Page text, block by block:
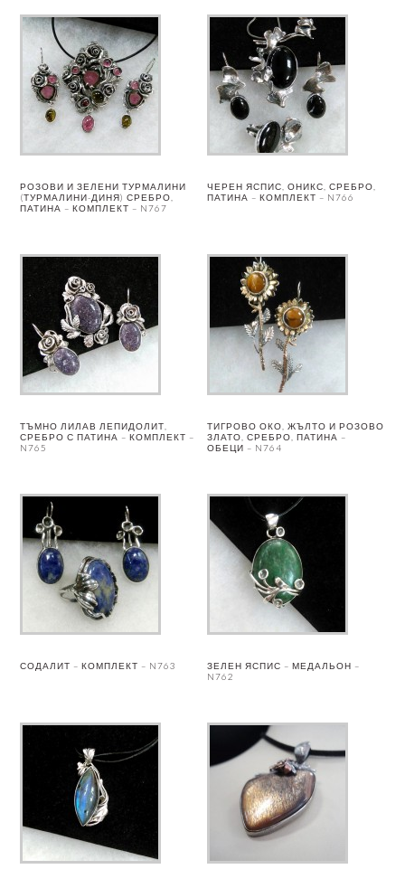
РОЗОВИ И ЗЕЛЕНИ ТУРМАЛИНИ
(ТУРМАЛИНИ-ДИНЯ) СРЕБРО,
ПАТИНА – КОМПЛЕКТ – N767
ЧЕРЕН ЯСПИС, ОНИКС, СРЕБРО,
ПАТИНА – КОМПЛЕКТ – N766
ТЪМНО ЛИЛАВ ЛЕПИДОЛИТ,
СРЕБРО С ПАТИНА – КОМПЛЕКТ –
N765
ТИГРОВО ОКО, ЖЪЛТО И РОЗОВО
ЗЛАТО, СРЕБРО, ПАТИНА –
ОБЕЦИ – N764
СОДАЛИТ – КОМПЛЕКТ – N763
ЗЕЛЕН ЯСПИС – МЕДАЛЬОН –
N762